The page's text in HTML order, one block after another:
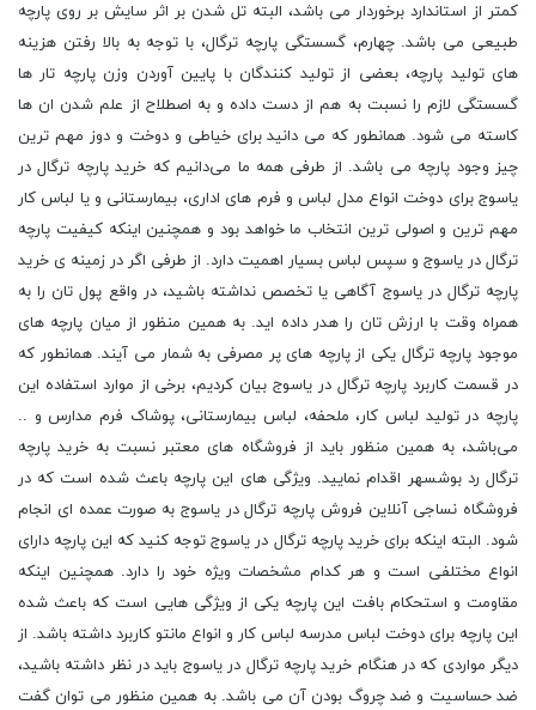
کمتر از استاندارد برخوردار می باشد، البته تل شدن بر اثر سایش بر روی پارچه
طبیعی می باشد. چهارم، گسستگی پارچه ترگال، با توجه به بالا رفتن هزینه
های تولید پارچه، بعضی از تولید کنندگان با پایین آوردن وزن پارچه تار ها
گسستگی لازم را نسبت به هم از دست داده و به اصطلاح از علم شدن ان ها
کاسته می شود. همانطور که می دانید برای خیاطی و دوخت و دوز مهم ترین
چیز وجود پارچه می باشد. از طرفی همه ما می‌دانیم که خرید پارچه ترگال در
یاسوج برای دوخت انواع مدل لباس و فرم های اداری، بیمارستانی و یا لباس کار
مهم ‌ترین و اصولی ‌ترین انتخاب ما خواهد بود و همچنین اینکه کیفیت پارچه
ترگال در یاسوج و سپس لباس بسیار اهمیت دارد. از طرفی اگر در زمینه ی خرید
پارچه ترگال در یاسوج آگاهی یا تخصص نداشته باشید، در واقع پول تان را به
همراه وقت با ارزش تان را هدر داده اید. به همین منظور از میان پارچه های
موجود پارچه ترگال یکی از پارچه های پر مصرفی به شمار می ‌آیند. همانطور که
در قسمت کاربرد پارچه ترگال در یاسوج بیان کردیم، برخی از موارد استفاده این
پارچه در تولید لباس کار، ملحفه، لباس بیمارستانی، پوشاک فرم مدارس و ..
می‌باشد، به همین منظور باید از فروشگاه های معتبر نسبت به خرید پارچه
ترگال رد بوشسهر اقدام نمایید. ویژگی‌ های این پارچه باعث شده است که در
فروشگاه نساجی آنلاین فروش پارچه ترگال در یاسوج به صورت عمده ای انجام
شود. البته اینکه برای خرید پارچه ترگال در یاسوج توجه کنید که این پارچه دارای
انواع مختلفی است و هر کدام مشخصات ویژه خود را دارد. همچنین اینکه
مقاومت و استحکام بافت این پارچه یکی از ویژگی ‌هایی است که باعث شده
این پارچه برای دوخت لباس مدرسه لباس کار و انواع مانتو کاربرد داشته باشد. از
دیگر مواردی که در هنگام خرید پارچه ترگال در یاسوج باید در نظر داشته باشید،
ضد حساسیت و ضد چروگ بودن آن می باشد. به همین منظور می توان گفت